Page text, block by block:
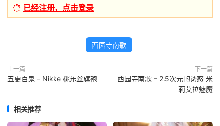
已经注册，点击登录
西园寺南歌
上一篇
五更百鬼 – Nikke 桃乐丝旗袍
下一篇
西园寺南歌 – 2.5次元的诱惑 米
莉艾拉魅魔
相关推荐